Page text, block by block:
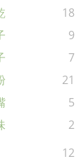
18
9
7
21
5
2
12